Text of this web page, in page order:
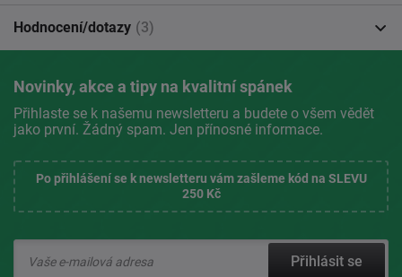
Hodnocení/dotazy (3)
Novinky, akce a tipy na kvalitní spánek
Přihlaste se k našemu newsletteru a budete o všem vědět
jako první. Žádný spam. Jen přínosné informace.
Po přihlášení se k newsletteru vám zašleme kód na SLEVU
250 Kč
Přihlásit se